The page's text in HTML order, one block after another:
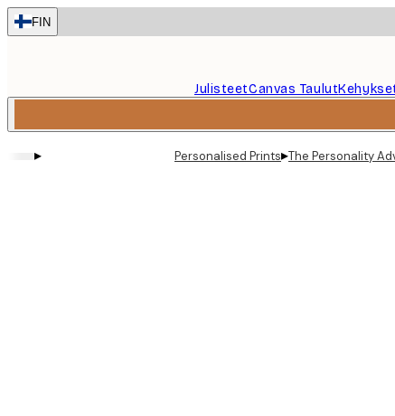
Skip
to
FIN
JulisteetCanvas Taulut
▸ Personalised Prints▸The Personality